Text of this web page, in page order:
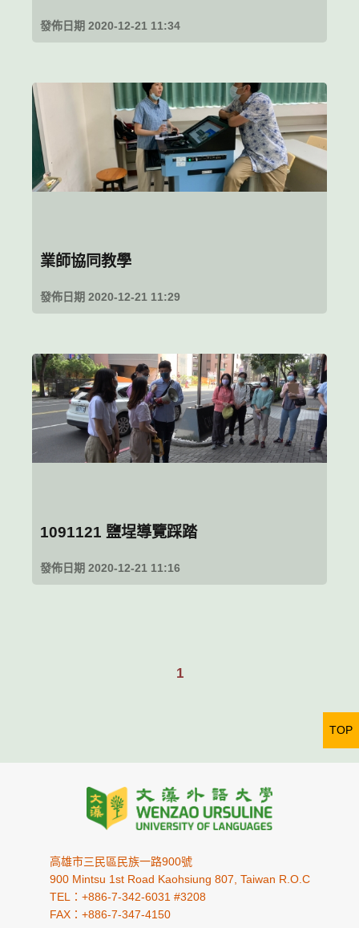
發佈日期 2020-12-21 11:34
業師協同教學
發佈日期 2020-12-21 11:29
1091121 鹽埕導覽踩踏
發佈日期 2020-12-21 11:16
1
高雄市三民區民族一路900號
900 Mintsu 1st Road Kaohsiung 807, Taiwan R.O.C
TEL：+886-7-342-6031 #3208
FAX：+886-7-347-4150
TOP